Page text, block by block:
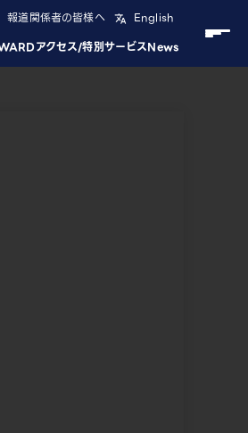
アクセス/特別サービスNews
報道関係者の皆様へ English